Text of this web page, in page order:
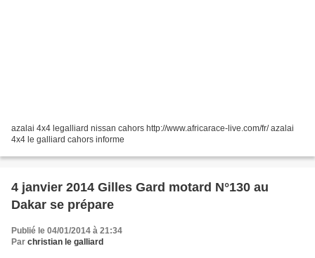
azalai 4x4 legalliard nissan cahors http://www.africarace-live.com/fr/ azalai
4x4 le galliard cahors informe
4 janvier 2014 Gilles Gard motard N°130 au
Dakar se prépare
Publié le 04/01/2014 à 21:34
Par christian le galliard